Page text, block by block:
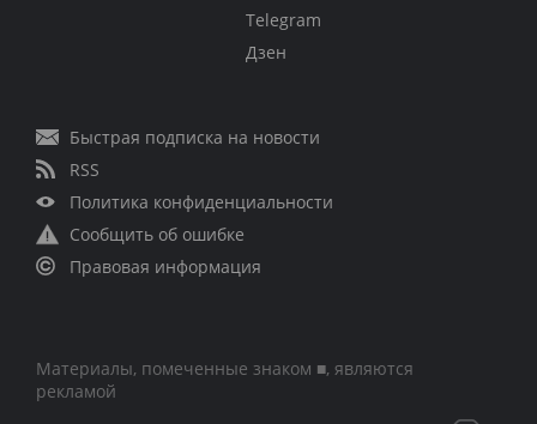
Telegram
Дзен
Быстрая подписка на новости
RSS
Политика конфиденциальности
Сообщить об ошибке
Правовая информация
Материалы, помеченные знаком ■, являются
рекламой